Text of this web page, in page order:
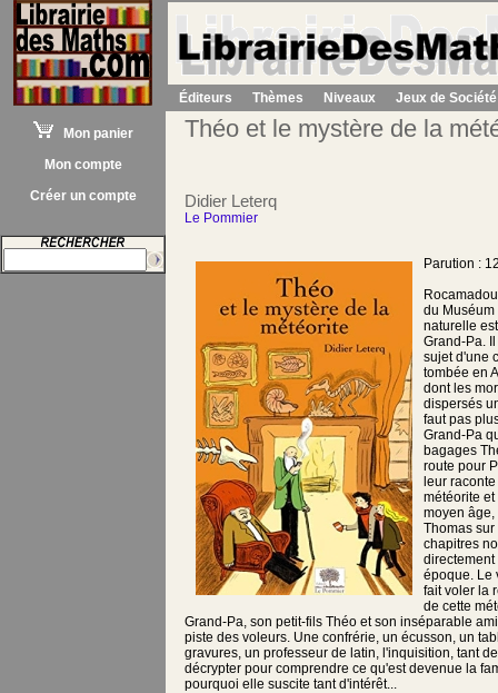
Mon panier
Mon compte
Créer un compte
Éditeurs Thèmes Niveaux Jeux de Société
Théo et le mystère de la
Didier Leterq
Le Pommier
Parution :
du
naturelle
Grand-Pa.
sujet d'une
tombée en
dont les
dispersés
faut pas
Grand-Pa
bagages
route pour
leur
météorite
moyen
Thomas
chapitres
directement
époque. Le
fait voler la
de cette
Grand-Pa, son petit-fils Théo et son inséparable
piste des voleurs. Une confrérie, un écusson, un
gravures, un professeur de latin, l'inquisition, tant
décrypter pour comprendre ce qu'est devenue la
pourquoi elle suscite tant d'intérêt...